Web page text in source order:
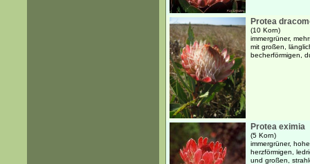
Protea
(10 Korn)
immergrüner,
mit großen,
becherförmigen,
Protea eximia
(5 Korn)
immergrüner,
herzförmigen,
und großen,